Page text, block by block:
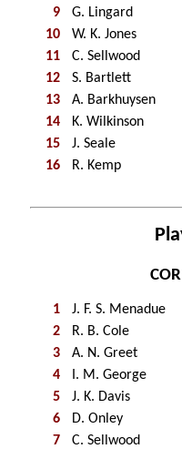
9
G. Lingard
10
W. K. Jones
11
C. Sellwood
12
S. Bartlett
13
A. Barkhuysen
14
K. Wilkinson
15
J. Seale
16
R. Kemp
1 J. F. S. Menadue
2
R. B. Cole
3
A. N. Greet
4
I. M. George
5
J. K. Davis
6
D. Onley
7
C. Sellwood